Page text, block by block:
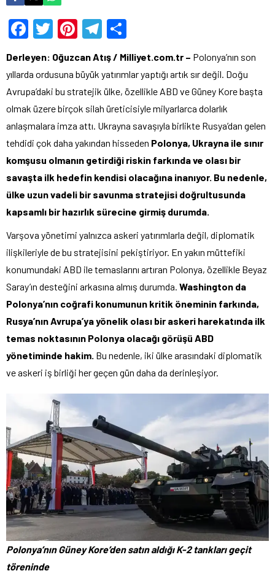
Facebook
Twitter
Pinterest
Telegram
Derleyen: Oğuzcan Atış / Milliyet.com.tr – Polonya’nın son
yıllarda ordusuna büyük yatırımlar yaptığı artık sır değil. Doğu
Avrupa’daki bu stratejik ülke, özellikle ABD ve Güney Kore başta
olmak üzere birçok silah üreticisiyle milyarlarca dolarlık
anlaşmalara imza attı. Ukrayna savaşıyla birlikte Rusya’dan gelen
tehdidi çok daha yakından hisseden Polonya, Ukrayna ile sınır
komşusu olmanın getirdiği riskin farkında ve olası bir
savaşta ilk hedefin kendisi olacağına inanıyor. Bu nedenle,
ülke uzun vadeli bir savunma stratejisi doğrultusunda
kapsamlı bir hazırlık sürecine girmiş durumda.
Varşova yönetimi yalnızca askeri yatırımlarla değil, diplomatik
ilişkileriyle de bu stratejisini pekiştiriyor. En yakın müttefiki
konumundaki ABD ile temaslarını artıran Polonya, özellikle Beyaz
Saray’ın desteğini arkasına almış durumda. Washington da
Polonya’nın coğrafi konumunun kritik öneminin farkında,
Rusya’nın Avrupa’ya yönelik olası bir askeri harekatında ilk
temas noktasının Polonya olacağı görüşü ABD
yönetiminde hakim. Bu nedenle, iki ülke arasındaki diplomatik
ve askeri iş birliği her geçen gün daha da derinleşiyor.
Polonya’nın Güney Kore’den satın aldığı K-2 tankları geçit
töreninde